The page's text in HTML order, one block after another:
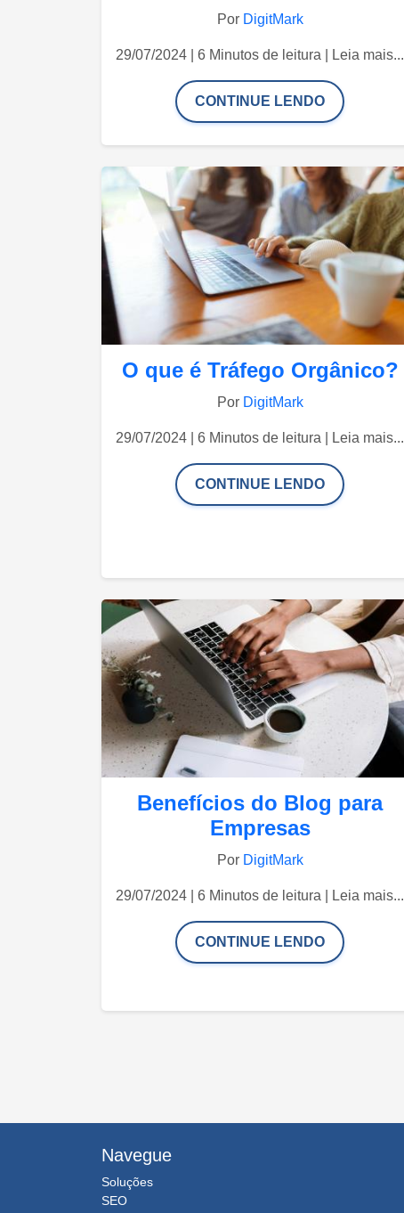
Por DigitMark
29/07/2024 | 6 Minutos de leitura | Leia mais...
CONTINUE LENDO
O que é Tráfego Orgânico?
Por DigitMark
29/07/2024 | 6 Minutos de leitura | Leia mais...
CONTINUE LENDO
Benefícios do Blog para
Empresas
Por DigitMark
29/07/2024 | 6 Minutos de leitura | Leia mais...
CONTINUE LENDO
Navegue
Soluções
SEO